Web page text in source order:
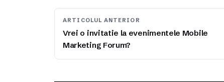
ARTICOLUL ANTERIOR
Vrei o invitatie la evenimentele Mobile
Marketing Forum?